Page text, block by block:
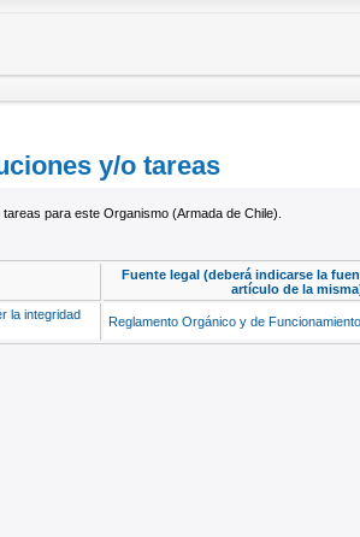
y/o tareas
para este Organismo (Armada de Chile).
Fuente legal (deberá indicarse la
artículo de la
la integridad
Reglamento Orgánico y de